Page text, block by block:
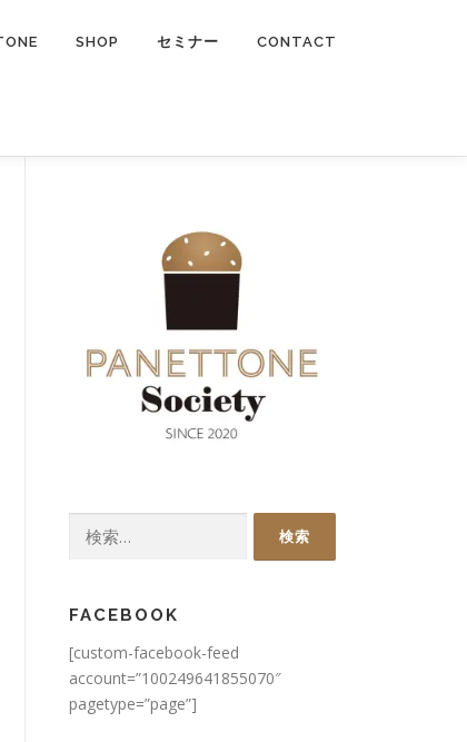
SHOP セミナー CONTACT
FACEBOOK
[custom-facebook-feed
account=”100249641855070″
pagetype=”page”]